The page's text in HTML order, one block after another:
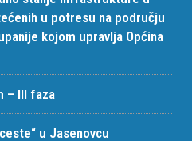
u potresu na području
kojom upravlja Općina
– III faza
u Jasenovcu